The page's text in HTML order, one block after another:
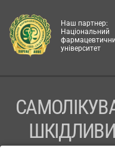
Наш партнер:
Національний
університет